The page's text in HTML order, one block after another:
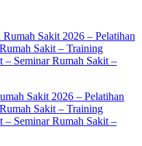
Sakit 2026 – Pelatihan
Sakit – Training
– Seminar Rumah Sakit –